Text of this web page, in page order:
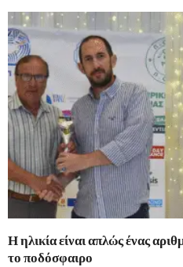
Η ηλικία είναι απλώς ένας
το ποδόσφαιρο